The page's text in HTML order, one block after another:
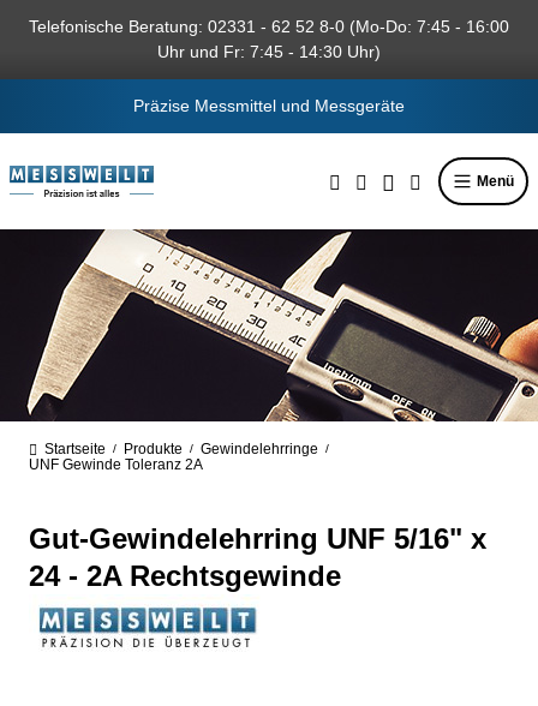
springen
Telefonische Beratung: 02331 - 62 52 8-0 (Mo-Do: 7:45 - 16:00
Uhr und Fr: 7:45 - 14:30 Uhr)
Präzise Messmittel und Messgeräte
Menü
Startseite / Produkte / Gewindelehrringe /
UNF Gewinde Toleranz 2A
Gut-Gewindelehrring UNF 5/16" x
24 - 2A Rechtsgewinde